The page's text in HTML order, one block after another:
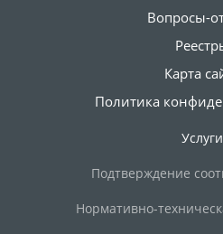
Вопросы-
Карта
Политика
Услуги
Подтверждение
Нормативно-